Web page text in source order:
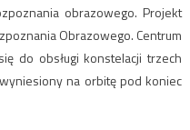
obrazowego. Projekt
Obrazowego. Centrum
do obsługi konstelacji trzech
na orbitę pod koniec